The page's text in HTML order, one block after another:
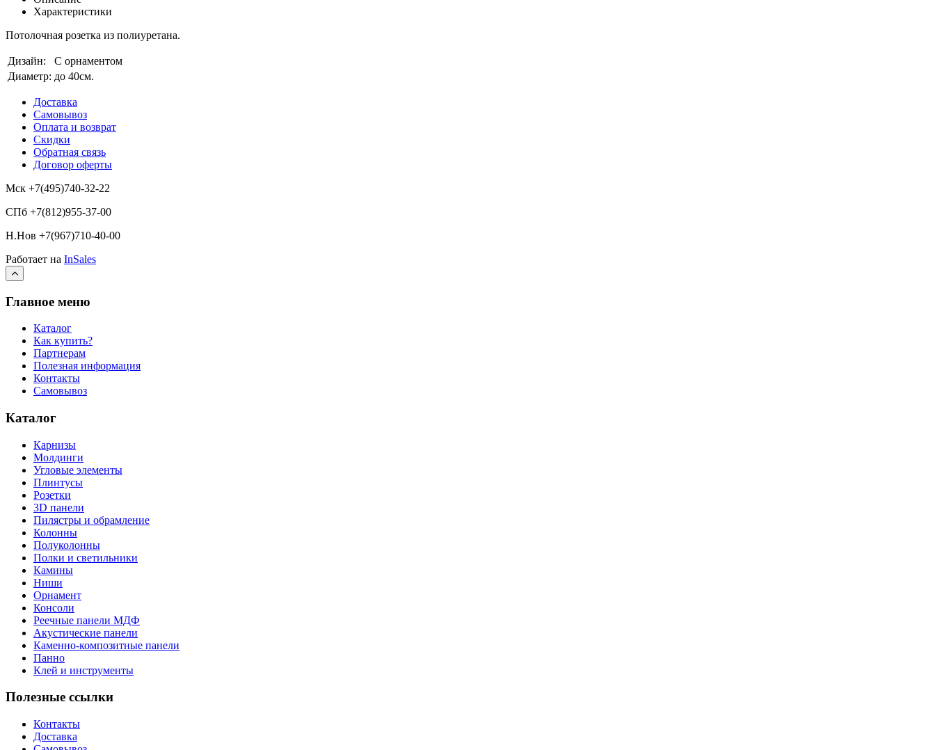
Характеристики
Потолочная розетка из полиуретана.
Дизайн:
С орнаментом
Диаметр: до 40см.
Доставка
Самовывоз
Оплата и возврат
Скидки
Обратная связь
Договор оферты
Мск +7(495)740-32-22
СПб +7(812)955-37-00
Н.Нов +7(967)710-40-00
Работает на InSales
Главное меню
Каталог
Как купить?
Партнерам
Полезная информация
Контакты
Самовывоз
Каталог
Карнизы
Молдинги
Угловые элементы
Плинтусы
Розетки
3D панели
Пилястры и обрамление
Колонны
Полуколонны
Полки и светильники
Камины
Ниши
Орнамент
Консоли
Реечные панели МДФ
Акустические панели
Каменно-композитные панели
Панно
Клей и инструменты
Полезные ссылки
Контакты
Доставка